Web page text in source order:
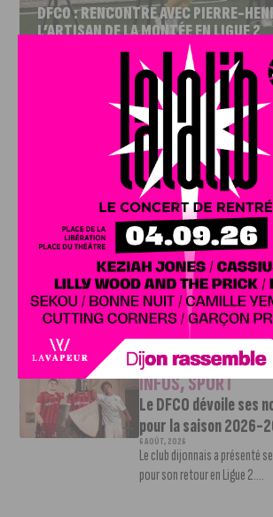
DFCO : RENCONTRE AVEC PIERRE-
L’ARTISAN DE LA MONTÉE EN LIGUE 2
INFOS,SPORT
DFCO : Rencontre
Deballon, l’artisan de
Ligue 2
7 AOÛT, 2026
Le DFCO est de retour en
d’absence. La saison...
INFOS,SPORT
Nouvelle arrivée à la
Shevon Thompson
7 AOÛT, 2026
Le mercato estival de la JDA
Une nouvelle recrue vient...
INFOS,SPORT
Le DFCO dévoile ses
pour la saison 2026-
6 AOÛT, 2026
Le club dijonnais a présenté
pour son retour en Ligue 2....